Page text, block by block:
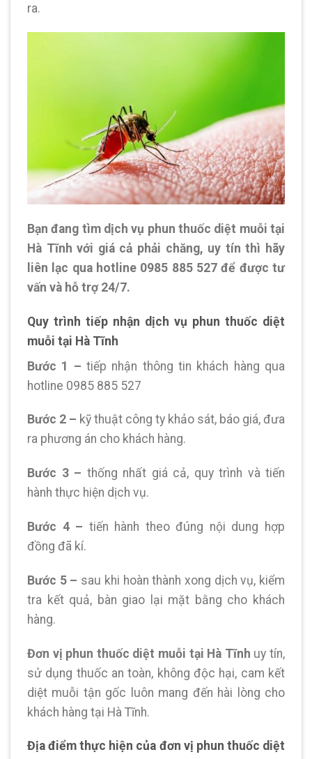
ra.
Bạn đang tìm dịch vụ phun thuốc diệt muỗi tại
Hà Tĩnh với giá cả phải chăng, uy tín thì hãy
liên lạc qua hotline 0985 885 527 để được tư
vấn và hỗ trợ 24/7.
Quy trình tiếp nhận dịch vụ phun thuốc diệt
muỗi tại Hà Tĩnh
Bước 1 – tiếp nhận thông tin khách hàng qua
hotline 0985 885 527
Bước 2 – kỹ thuật công ty khảo sát, báo giá, đưa
ra phương án cho khách hàng.
Bước 3 – thống nhất giá cả, quy trình và tiến
hành thực hiện dịch vụ.
Bước 4 – tiến hành theo đúng nội dung hợp
đồng đã kí.
Bước 5 – sau khi hoàn thành xong dịch vụ, kiểm
tra kết quả, bàn giao lại mặt bằng cho khách
hàng.
Đơn vị phun thuốc diệt muỗi tại Hà Tĩnh uy tín,
sử dụng thuốc an toàn, không độc hại, cam kết
diệt muỗi tận gốc luôn mang đến hài lòng cho
khách hàng tại Hà Tĩnh.
Địa điểm thực hiện của đơn vị phun thuốc diệt